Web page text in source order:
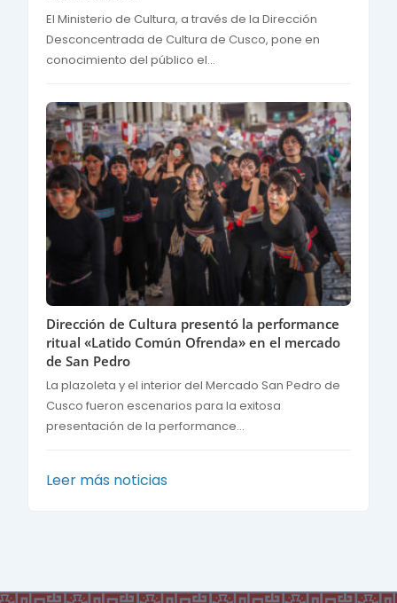
El Ministerio de Cultura, a través de la Dirección
Desconcentrada de Cultura de Cusco, pone en
conocimiento del público el...
Dirección de Cultura presentó la performance
ritual «Latido Común Ofrenda» en el mercado
de San Pedro
La plazoleta y el interior del Mercado San Pedro de
Cusco fueron escenarios para la exitosa
presentación de la performance...
Leer más noticias